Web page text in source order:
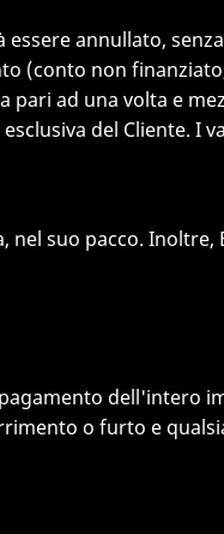
annullato,
(conto non
ad una volta e
del Cliente. I
suo pacco. Inoltre,
dell'intero
o furto e